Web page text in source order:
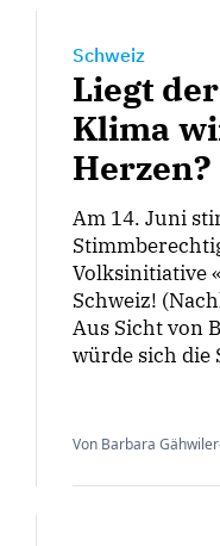
Schweiz
Liegt
Klima
Herzen?
Am 14. Juni
Volksinitiative
Schweiz!
Aus Sicht von
würde sich die
Von Barbara